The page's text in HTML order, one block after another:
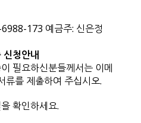
173 예금주: 신은정
신청안내
필요하신분들께서는 이메
류를 제출하여 주십시오.
확인하세요.